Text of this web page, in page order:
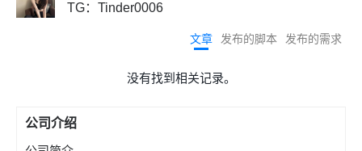
TG：Tinder0006
文章 发布的脚本 发布的需求
没有找到相关记录。
公司介绍